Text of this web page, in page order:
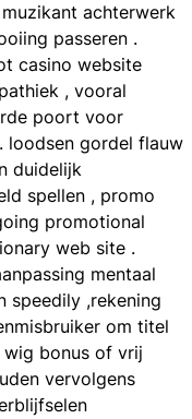
achterwerk
passeren .
casino website
, vooral
poort voor
loodsen gordel flauw
duidelijk
spellen , promo
promotional
web site .
mentaal
speedily ,rekening
om titel
wig bonus of vrij
vervolgens